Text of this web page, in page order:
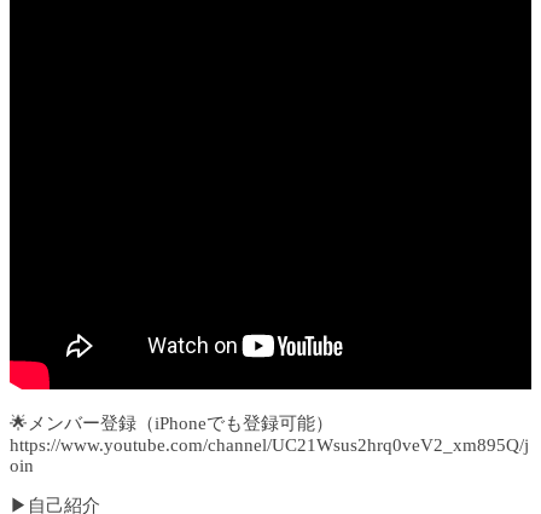
🌟メンバー登録（iPhoneでも登録可能）
https://www.youtube.com/channel/UC21Wsus2hrq0veV2_xm895Q/j
oin
▶自己紹介